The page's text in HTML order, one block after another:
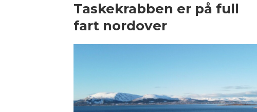
Taskekrabben er på full
fart nordover